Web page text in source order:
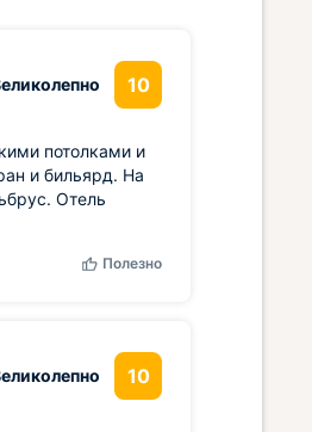
10
потолками и
и бильярд. На
Отель
Полезно
10